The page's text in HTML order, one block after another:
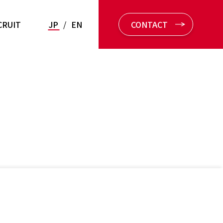
JP / EN CONTACT